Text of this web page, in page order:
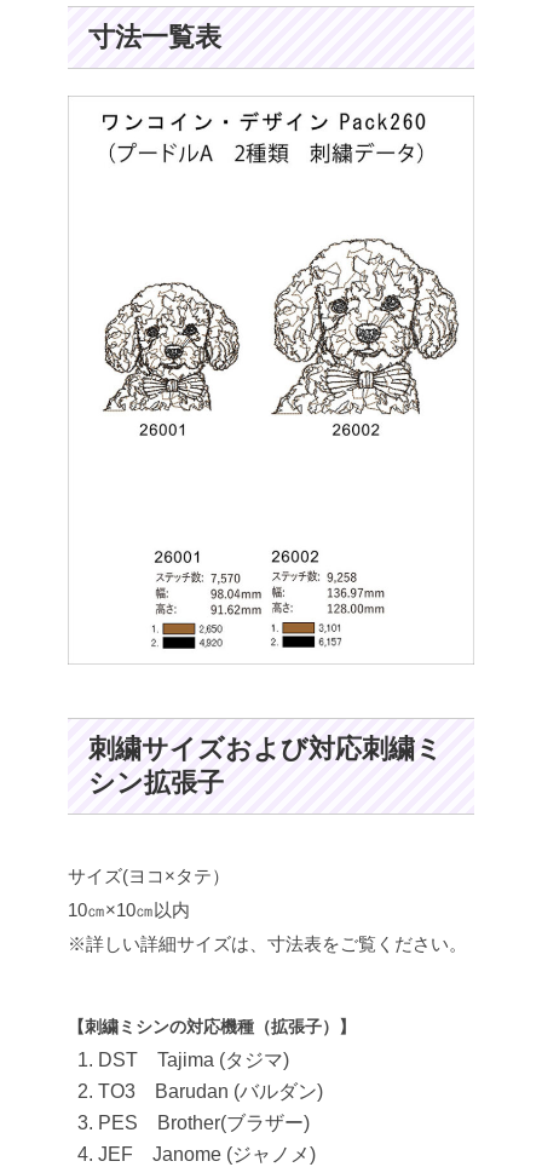
寸法一覧表
刺繍サイズおよび対応刺繍ミ
シン拡張子
サイズ(ヨコ×タテ）
10㎝×10㎝以内
※詳しい詳細サイズは、寸法表をご覧ください。
【刺繍ミシンの対応機種（拡張子）】
DST Tajima (タジマ)
TO3 Barudan (バルダン)
PES Brother(ブラザー)
JEF Janome (ジャノメ)